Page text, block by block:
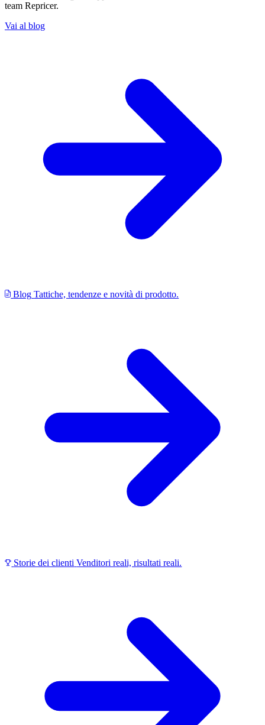
team Repricer.
Vai al blog
Blog Tattiche, tendenze e novità di prodotto.
Storie dei clienti Venditori reali, risultati reali.